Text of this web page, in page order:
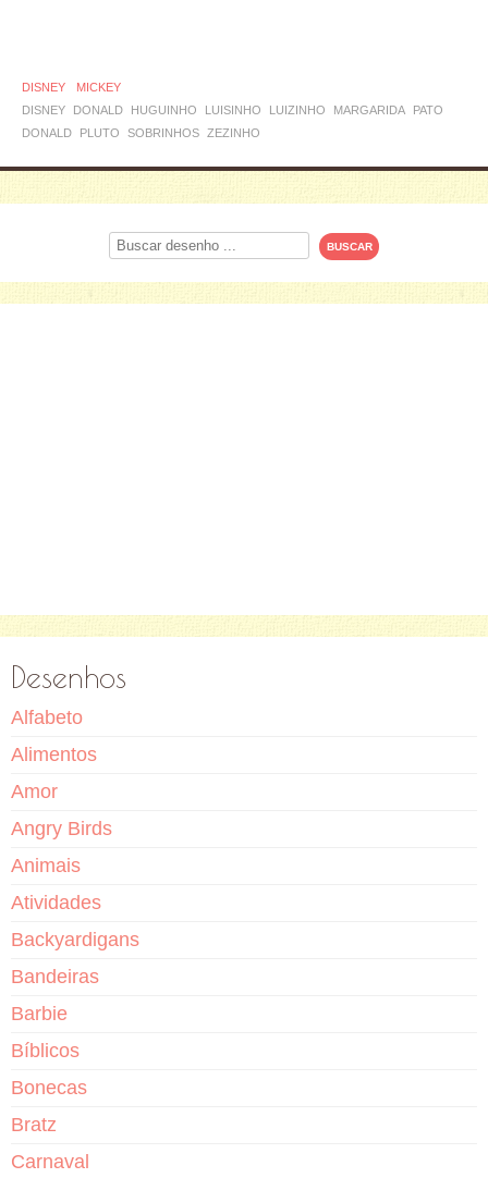
DISNEY
MICKEY
DISNEY
DONALD HUGUINHO LUISINHO LUIZINHO MARGARIDA
PATO
DONALD
PLUTO SOBRINHOS ZEZINHO
Procurar
Desenhos
Alfabeto
Alimentos
Amor
Angry Birds
Animais
Atividades
Backyardigans
Bandeiras
Barbie
Bíblicos
Bonecas
Bratz
Carnaval